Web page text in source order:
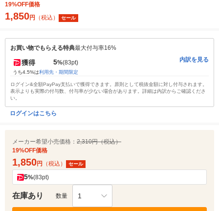
19%OFF価格
1,850円 （税込） セール
お買い物でもらえる特典最大付与率16%
獲得 5%(83pt)
うち4.5%は利用先・期間限定
内訳を見る
ログイン&全額PayPay支払いで獲得できます。原則として税抜金額に対し付与されます。
表示よりも実際の付与数、付与率が少ない場合があります。詳細は内訳からご確認くださ
い。
ログインはこちら
メーカー希望小売価格： 2,310円（税込）
19%OFF価格
1,850円 （税込） セール
5%(83pt)
在庫あり 数量 1